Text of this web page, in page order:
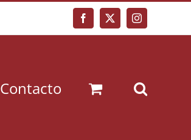
Facebook
X Instagram
Contacto